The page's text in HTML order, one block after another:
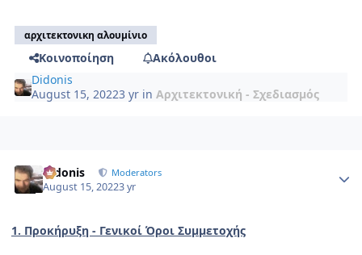
αρχιτεκτονικη αλουμίνιο
Κοινοποίηση
Ακόλουθοι
Didonis
August 15, 20223 yr inΑρχιτεκτονική - Σχεδιασμός
Didonis Moderators
August 15, 20223 yr
1. Προκήρυξη - Γενικοί Όροι Συμμετοχής